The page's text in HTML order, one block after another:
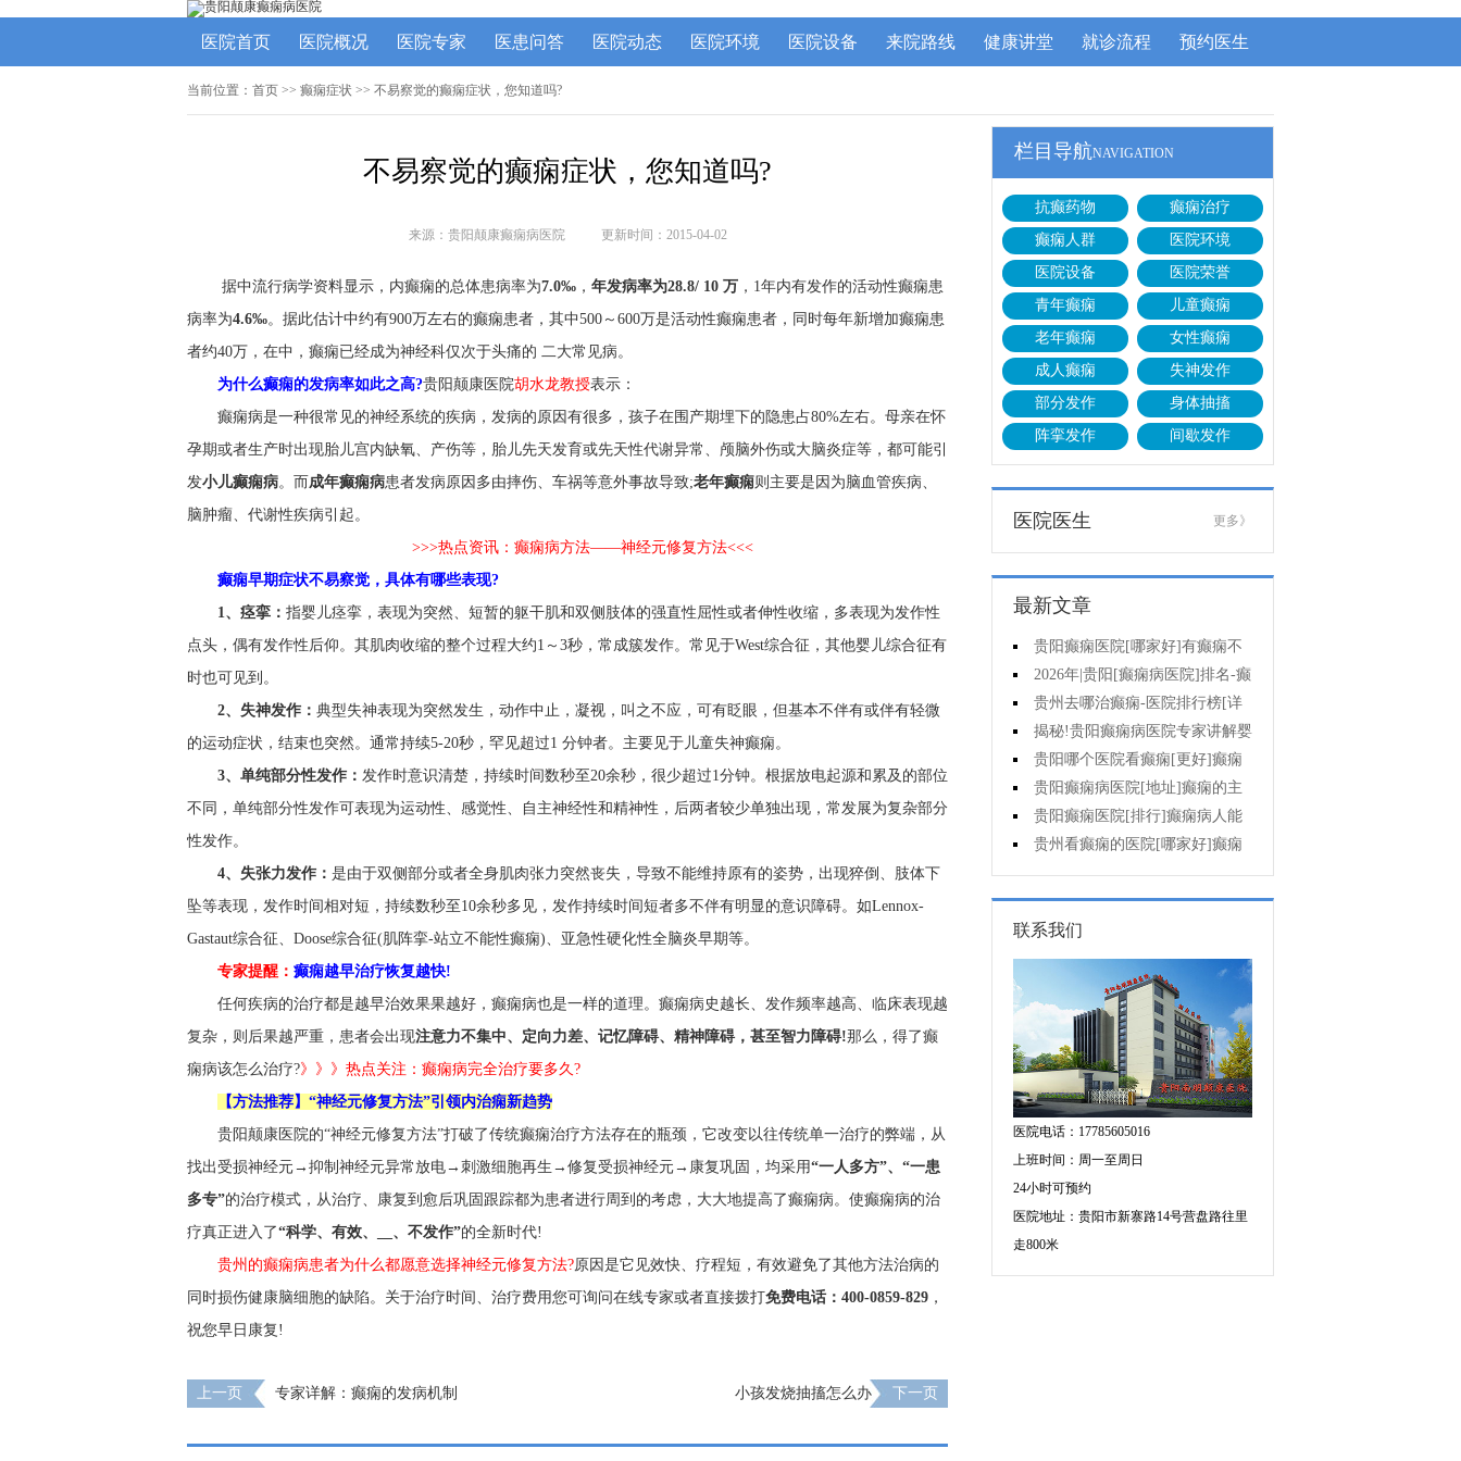
医院首页 医院概况 医院专家 医患问答 医院动态 医院环境 医院设备 来院路线 健康讲堂 就诊流程 预约医生
当前位置： 首页 >> 癫痫症状 >> 不易察觉的癫痫症状，您知道吗?
不易察觉的癫痫症状，您知道吗?
来源：贵阳颠康癫痫病医院 更新时间：2015-04-02
据中流行病学资料显示，内癫痫的总体患病率为7.0‰ ， 年发病率为28.8/ 10 万 ，1年内有发作的活动性癫痫患
病率为4.6‰。据此估计中约有900万左右的癫痫患者，其中500～600万是活动性癫痫患者，同时每年新增加癫痫患
者约40万，在中，癫痫已经成为神经科仅次于头痛的 二大常见病。
为什么癫痫的发病率如此之高?贵阳颠康医院胡水龙教授表示：
癫痫病是一种很常见的神经系统的疾病，发病的原因有很多，孩子在围产期埋下的隐患占80%左右。母亲在怀
孕期或者生产时出现胎儿宫内缺氧、产伤等，胎儿先天发育或先天性代谢异常、颅脑外伤或大脑炎症等，都可能引
发小儿癫痫病。而成年癫痫病患者发病原因多由摔伤、车祸等意外事故导致;老年癫痫则主要是因为脑血管疾病、
脑肿瘤、代谢性疾病引起。
>>>热点资讯：癫痫病方法——神经元修复方法<<<
癫痫早期症状不易察觉，具体有哪些表现?
1、痉挛： 指婴儿痉挛，表现为突然、短暂的躯干肌和双侧肢体的强直性屈性或者伸性收缩，多表现为发作性
点头，偶有发作性后仰。其肌肉收缩的整个过程大约1～3秒，常成簇发作。常见于West综合征，其他婴儿综合征有
时也可见到。
2、失神发作： 典型失神表现为突然发生，动作中止，凝视，叫之不应，可有眨眼，但基本不伴有或伴有轻微
的运动症状，结束也突然。通常持续5-20秒，罕见超过1 分钟者。主要见于儿童失神癫痫。
3、单纯部分性发作： 发作时意识清楚，持续时间数秒至20余秒，很少超过1分钟。根据放电起源和累及的部位
不同，单纯部分性发作可表现为运动性、感觉性、自主神经性和精神性，后两者较少单独出现，常发展为复杂部分
性发作。
4、失张力发作： 是由于双侧部分或者全身肌肉张力突然丧失，导致不能维持原有的姿势，出现猝倒、肢体下
坠等表现，发作时间相对短，持续数秒至10余秒多见，发作持续时间短者多不伴有明显的意识障碍。如Lennox-
Gastaut综合征、Doose综合征(肌阵挛-站立不能性癫痫)、亚急性硬化性全脑炎早期等。
专家提醒： 癫痫越早治疗恢复越快!
任何疾病的治疗都是越早治效果果越好，癫痫病也是一样的道理。癫痫病史越长、发作频率越高、临床表现越
复杂，则后果越严重，患者会出现注意力不集中、定向力差、记忆障碍、精神障碍，甚至智力障碍!那么，得了癫
痫病该怎么治疗?》》》热点关注：癫痫病完全治疗要多久?
【方法推荐】“神经元修复方法”引领内治痫新趋势
贵阳颠康医院的“神经元修复方法”打破了传统癫痫治疗方法存在的瓶颈，它改变以往传统单一治疗的弊端，从
找出受损神经元→抑制神经元异常放电→刺激细胞再生→修复受损神经元→康复巩固，均采用“一人多方”、“一患
多专”的治疗模式，从治疗、康复到愈后巩固跟踪都为患者进行周到的考虑，大大地提高了癫痫病。使癫痫病的治
疗真正进入了“科学、有效、__、不发作”的全新时代!
贵州的癫痫病患者为什么都愿意选择神经元修复方法?原因是它见效快、疗程短，有效避免了其他方法治病的
同时损伤健康脑细胞的缺陷。关于治疗时间、治疗费用您可询问在线专家或者直接拨打免费电话：400-0859-829 ，
祝您早日康复!
上一页 专家详解：癫痫的发病机制 小孩发烧抽搐怎么办 下一页
栏目导航NAVIGATION
抗癫药物
癫痫治疗
癫痫人群
医院环境
医院设备
医院荣誉
青年癫痫
儿童癫痫
老年癫痫
女性癫痫
成人癫痫
失神发作
部分发作
身体抽搐
阵挛发作
间歇发作
医院医生 更多》
最新文章
贵阳癫痫医院[哪家好]有癫痫不
能吃什么?
2026年|贵阳[癫痫病医院]排名-癫
痫病人检查对身体有影响吗?
贵州去哪治癫痫-医院排行榜[详
细排名]癫痫会导致病人精神失常
吗?
揭秘!贵阳癫痫病医院专家讲解婴
儿为什么会得癫痫呢
贵阳哪个医院看癫痫[更好]癫痫
发作有什么症状表现?
贵阳癫痫病医院[地址]癫痫的主
要症状是什么?
贵阳癫痫医院[排行]癫痫病人能
熬夜吗?
贵州看癫痫的医院[哪家好]癫痫
的三大类原因?
联系我们
医院电话：17785605016
上班时间：周一至周日
24小时可预约
医院地址：贵阳市新寨路14号营盘路往里
走800米